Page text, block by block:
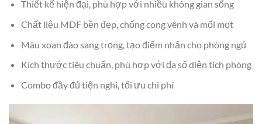
Thiết kế hiện đại, phù hợp với nhiều không gian sống
Chất liệu MDF bền đẹp, chống cong vênh và mối mọt
Màu xoan đào sang trọng, tạo điểm nhấn cho phòng ngủ
Kích thước tiêu chuẩn, phù hợp với đa số diện tích phòng
Combo đầy đủ tiện nghi, tối ưu chi phí